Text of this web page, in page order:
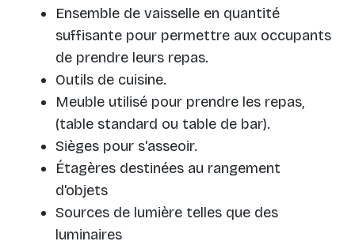
Ensemble de vaisselle en quantité
suffisante pour permettre aux occupants
de prendre leurs repas.
Outils de cuisine.
Meuble utilisé pour prendre les repas,
(table standard ou table de bar).
Sièges pour s'asseoir.
Étagères destinées au rangement
d'objets
Sources de lumière telles que des
luminaires